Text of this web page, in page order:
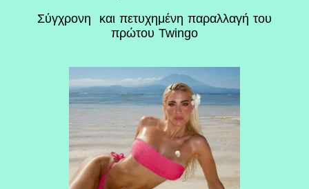
Σύγχρονη και πετυχημένη παραλλαγή του
πρώτου Twingo